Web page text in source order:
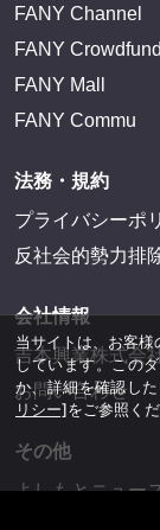
FANY Channel
FANY
FANY Mall
FANY Commu
法務・規約
プライバシーポ
反社会的勢力排
会社情報
吉本興業株式会
お問い合わせ
その他
よしもとニュー
当サイトは、お客
しています。この
か、詳細を確認した
リシー]をご参照くだ